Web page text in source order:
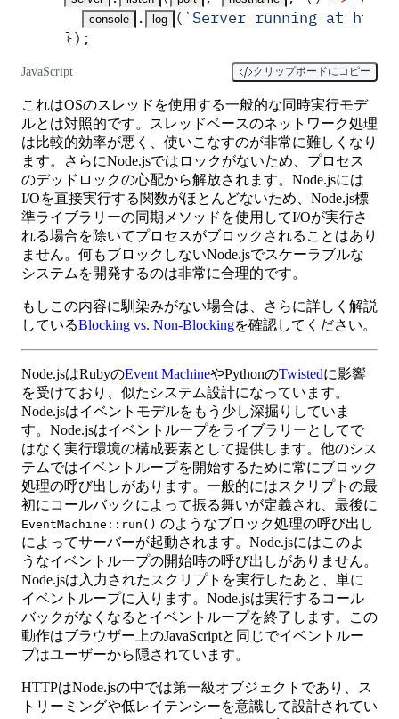
console . log ( ` Server running at
}) ;
JavaScript クリップボードにコピー
これはOSのスレッドを使用する一般的な同時実行モデ
ルとは対照的です。スレッドベースのネットワーク処理
は比較的効率が悪く、使いこなすのが非常に難しくなり
ます。さらにNode.jsではロックがないため、プロセス
のデッドロックの心配から解放されます。Node.jsには
I/Oを直接実行する関数がほとんどないため、Node.js標
準ライブラリーの同期メソッドを使用してI/Oが実行さ
れる場合を除いてプロセスがブロックされることはあり
ません。何もブロックしないNode.jsでスケーラブルな
システムを開発するのは非常に合理的です。
もしこの内容に馴染みがない場合は、さらに詳しく解説
しているBlocking vs. Non-Blockingを確認してください。
Node.jsはRubyのEvent MachineやPythonのTwistedに影響
を受けており、似たシステム設計になっています。
Node.jsはイベントモデルをもう少し深掘りしていま
す。Node.jsはイベントループをライブラリーとしてで
はなく実行環境の構成要素として提供します。他のシス
テムではイベントループを開始するために常にブロック
処理の呼び出しがあります。一般的にはスクリプトの最
初にコールバックによって振る舞いが定義され、最後に
EventMachine::run() のようなブロック処理の呼び出し
によってサーバーが起動されます。Node.jsにはこのよ
うなイベントループの開始時の呼び出しがありません。
Node.jsは入力されたスクリプトを実行したあと、単に
イベントループに入ります。Node.jsは実行するコール
バックがなくなるとイベントループを終了します。この
動作はブラウザー上のJavaScriptと同じでイベントルー
プはユーザーから隠されています。
HTTPはNode.jsの中では第一級オブジェクトであり、ス
トリーミングや低レイテンシーを意識して設計されてい